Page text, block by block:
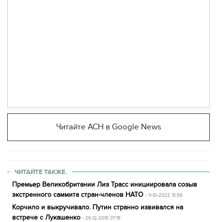
Читайте АСН в Google News
ЧИТАЙТЕ ТАКЖЕ.
Премьер Великобритании Лиз Трасс инициировала созыв
экстренного саммита стран-членов НАТО - 11-10-2022 15:56
Корчило и выкручивало. Путин странно извивался на
встрече с Лукашенко - 26-12-2018 07:16